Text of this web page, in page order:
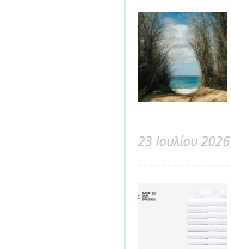
23 Ιουλίου 2026